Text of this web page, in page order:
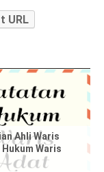
URL
Ahli Waris
Waris